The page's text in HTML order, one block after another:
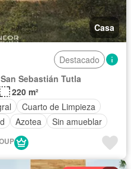
Casa
Destacado
Sebastián Tutla
220 m²
Cuarto de Limpieza
Azotea Sin amueblar